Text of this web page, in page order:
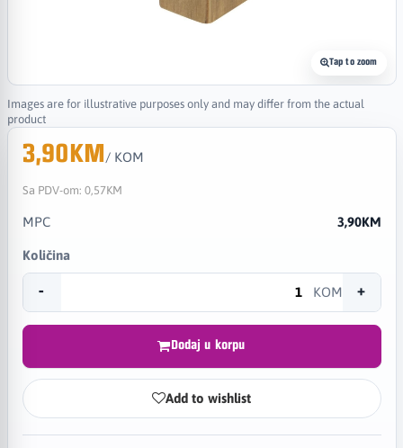
Tap to zoom
Images are for illustrative purposes only and may differ from the actual
product
3,90KM/ KOM
Sa PDV-om: 0,57KM
MPC 3,90KM
Količina
- KOM +
Dodaj u korpu
Add to wishlist